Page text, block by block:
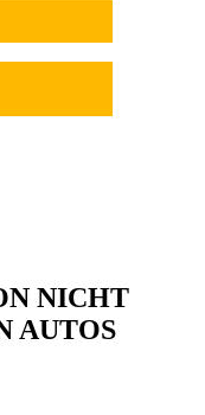
NICHT
AUTOS